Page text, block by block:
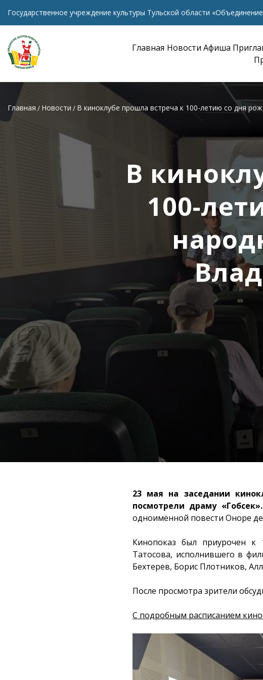
Государственное учреждение культуры Тульской области
Главная Новости Афиша
Главная Новости В киноклубе прошла встреча к 100-летию со дня
В
100-
23 мая на заседании
посмотрели драму «Гобсек».
одноимённой повести Оноре де
Кинопоказ был приурочен к
Татосова, исполнившего в
Бехтерев, Борис Плотников,
После просмотра зрители
С подробным расписанием